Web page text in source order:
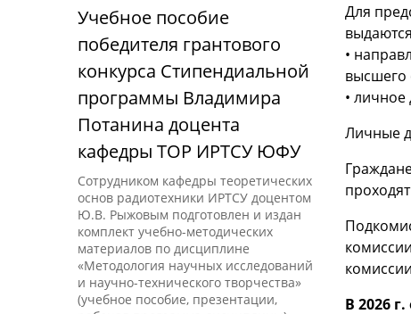
Для
•
высшего
• личное
Личные
В 2026
Учебное пособие
победителя грантового
конкурса Стипендиальной
программы Владимира
Потанина доцента
кафедры ТОР ИРТСУ ЮФУ
Сотрудником кафедры теоретических
основ радиотехники ИРТСУ доцентом
Ю.В. Рыжовым подготовлен и издан
комплект учебно-методических
материалов по дисциплине
«Методология научных исследований
и научно-технического творчества»
(учебное пособие, презентации,